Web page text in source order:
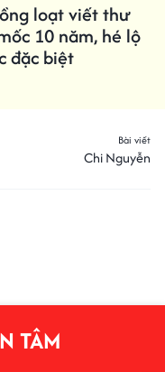
loạt viết thư
10 năm, hé lộ
đặc biệt
Bài viết
Chi Nguyễn
TÂM